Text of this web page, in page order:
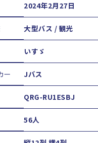
2024年2月27日
大型バス / 観光
いすゞ
ー Jバス
QRG-RU1ESBJ
56人